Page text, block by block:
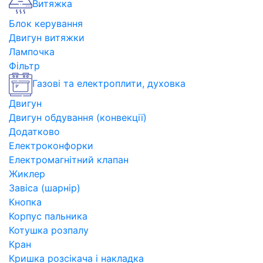
Витяжка
Блок керування
Двигун витяжки
Лампочка
Фільтр
Газові та електроплити, духовка
Двигун
Двигун обдування (конвекції)
Додатково
Електроконфорки
Електромагнітний клапан
Жиклер
Завіса (шарнір)
Кнопка
Корпус пальника
Котушка розпалу
Кран
Кришка розсікача і накладка